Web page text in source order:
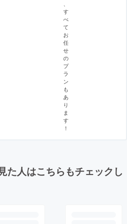
す
べ
て
お
任
せ
の
プ
ラ
ン
も
あ
り
ま
す
！
た人はこちらもチェックし